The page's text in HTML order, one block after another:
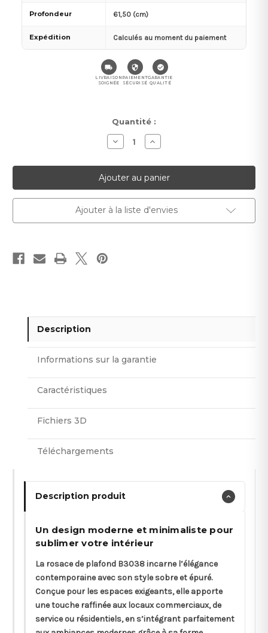
Profondeur 61,50 (cm)
Expédition Calculés au moment du paiement
LIVRAISON
SOIGNÉE
PAIEMENT
SÉCURISÉ
GARANTIE
QUALITÉ
Quantité :
Diminuer
la
pour
Rosace
Mardom
B3038
moderne
et
minimaliste
Augmenter
la
pour
Rosace
Mardom
B3038
moderne
et
minimaliste
Ajouter à la liste d'envies
Description
Informations sur la garantie
Caractéristiques
Fichiers 3D
Téléchargements
Description produit
Un design moderne et minimaliste pour
sublimer votre intérieur
La rosace de plafond B3038 incarne l’élégance
contemporaine avec son style sobre et épuré.
Conçue pour les espaces exigeants, elle apporte
une touche raffinée aux locaux commerciaux, de
service ou résidentiels, en s’intégrant parfaitement